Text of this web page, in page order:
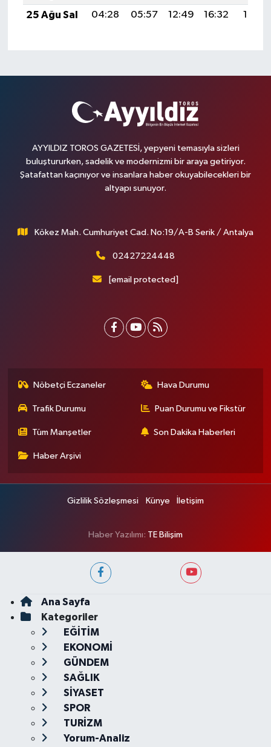
25 Ağu Sal
04:28 05:57 12:49 16:32 19:31
AYYILDIZ TOROS GAZETESİ, yepyeni temasıyla sizleri
buluştururken, sadelik ve modernizmi bir araya getiriyor.
Şatafattan kaçınıyor ve insanlara haber okuyabilecekleri bir
altyapı sunuyor.
Kökez Mah. Cumhuriyet Cad. No:19/A-B Serik / Antalya
02427224448
[email protected]
Nöbetçi Eczaneler Hava Durumu
Trafik Durumu Puan Durumu ve Fikstür
Tüm Manşetler Son Dakika Haberleri
Haber Arşivi
Gizlilik Sözleşmesi Künye İletişim
Haber Yazılımı: TE Bilişim
Ana Sayfa
Kategoriler
EĞİTİM
EKONOMİ
GÜNDEM
SAĞLIK
SİYASET
SPOR
TURİZM
Yorum-Analiz